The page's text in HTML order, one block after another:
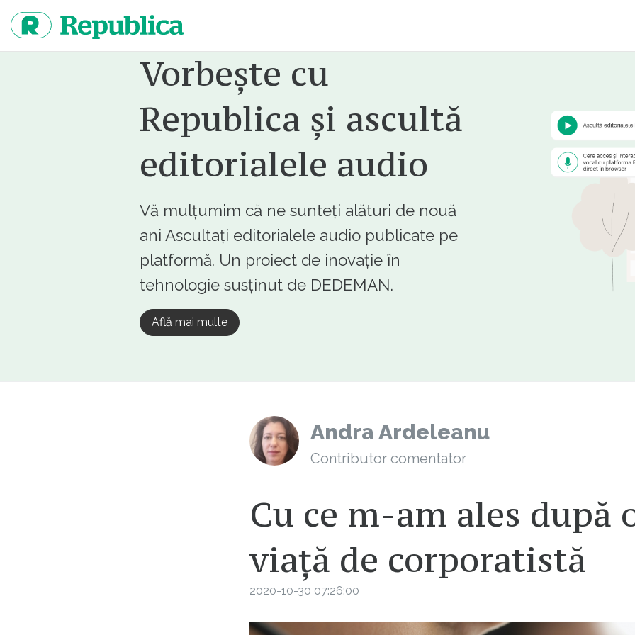
continut
Vorbește cu
Republica și ascultă
editorialele audio
Vă mulțumim că ne sunteți alături de nouă
ani Ascultați editorialele audio publicate pe
platformă. Un proiect de inovație în
tehnologie susținut de DEDEMAN.
Află mai multe
Andra Ardeleanu
Contributor comentator
Cu ce m-am ales după
viață de corporatistă
2020-10-30 07:26:00